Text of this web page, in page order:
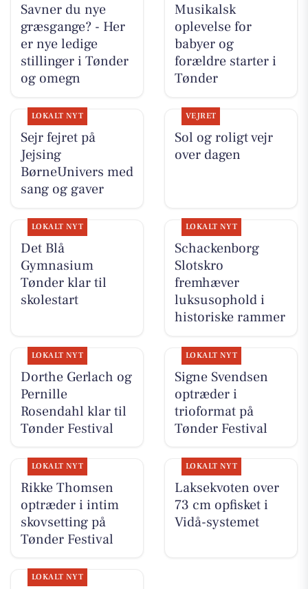
Savner du nye
græsgange? - Her
er nye ledige
stillinger i Tønder
og omegn
Musikalsk
oplevelse for
babyer og
forældre starter i
Tønder
LOKALT NYT
Sejr fejret på
Jejsing
BørneUnivers med
sang og gaver
VEJRET
Sol og roligt vejr
over dagen
LOKALT NYT
Det Blå
Gymnasium
Tønder klar til
skolestart
LOKALT NYT
Schackenborg
Slotskro
fremhæver
luksusophold i
historiske rammer
LOKALT NYT
Dorthe Gerlach og
Pernille
Rosendahl klar til
Tønder Festival
LOKALT NYT
Signe Svendsen
optræder i
trioformat på
Tønder Festival
LOKALT NYT
Rikke Thomsen
optræder i intim
skovsetting på
Tønder Festival
LOKALT NYT
Laksekvoten over
73 cm opfisket i
Vidå-systemet
LOKALT NYT